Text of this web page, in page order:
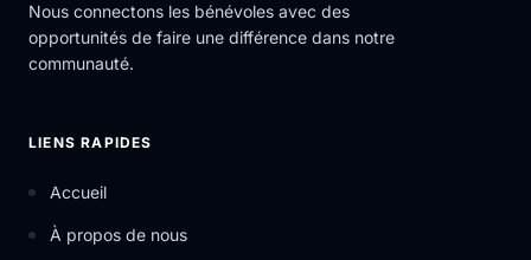
Nous connectons les bénévoles avec des
opportunités de faire une différence dans notre
communauté.
LIENS RAPIDES
Accueil
À propos de nous